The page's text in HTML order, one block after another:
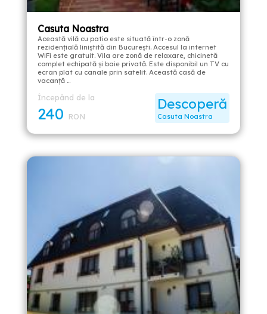
Casuta Noastra
Această vilă cu patio este situată într-o zonă
rezidențială liniștită din București. Accesul la internet
WiFi este gratuit. Vila are zonă de relaxare, chicinetă
complet echipată şi baie privată. Este disponibil un TV cu
ecran plat cu canale prin satelit. Această casă de
vacanță …
Descoperă
Casuta Noastra
Începând de la
240 RON